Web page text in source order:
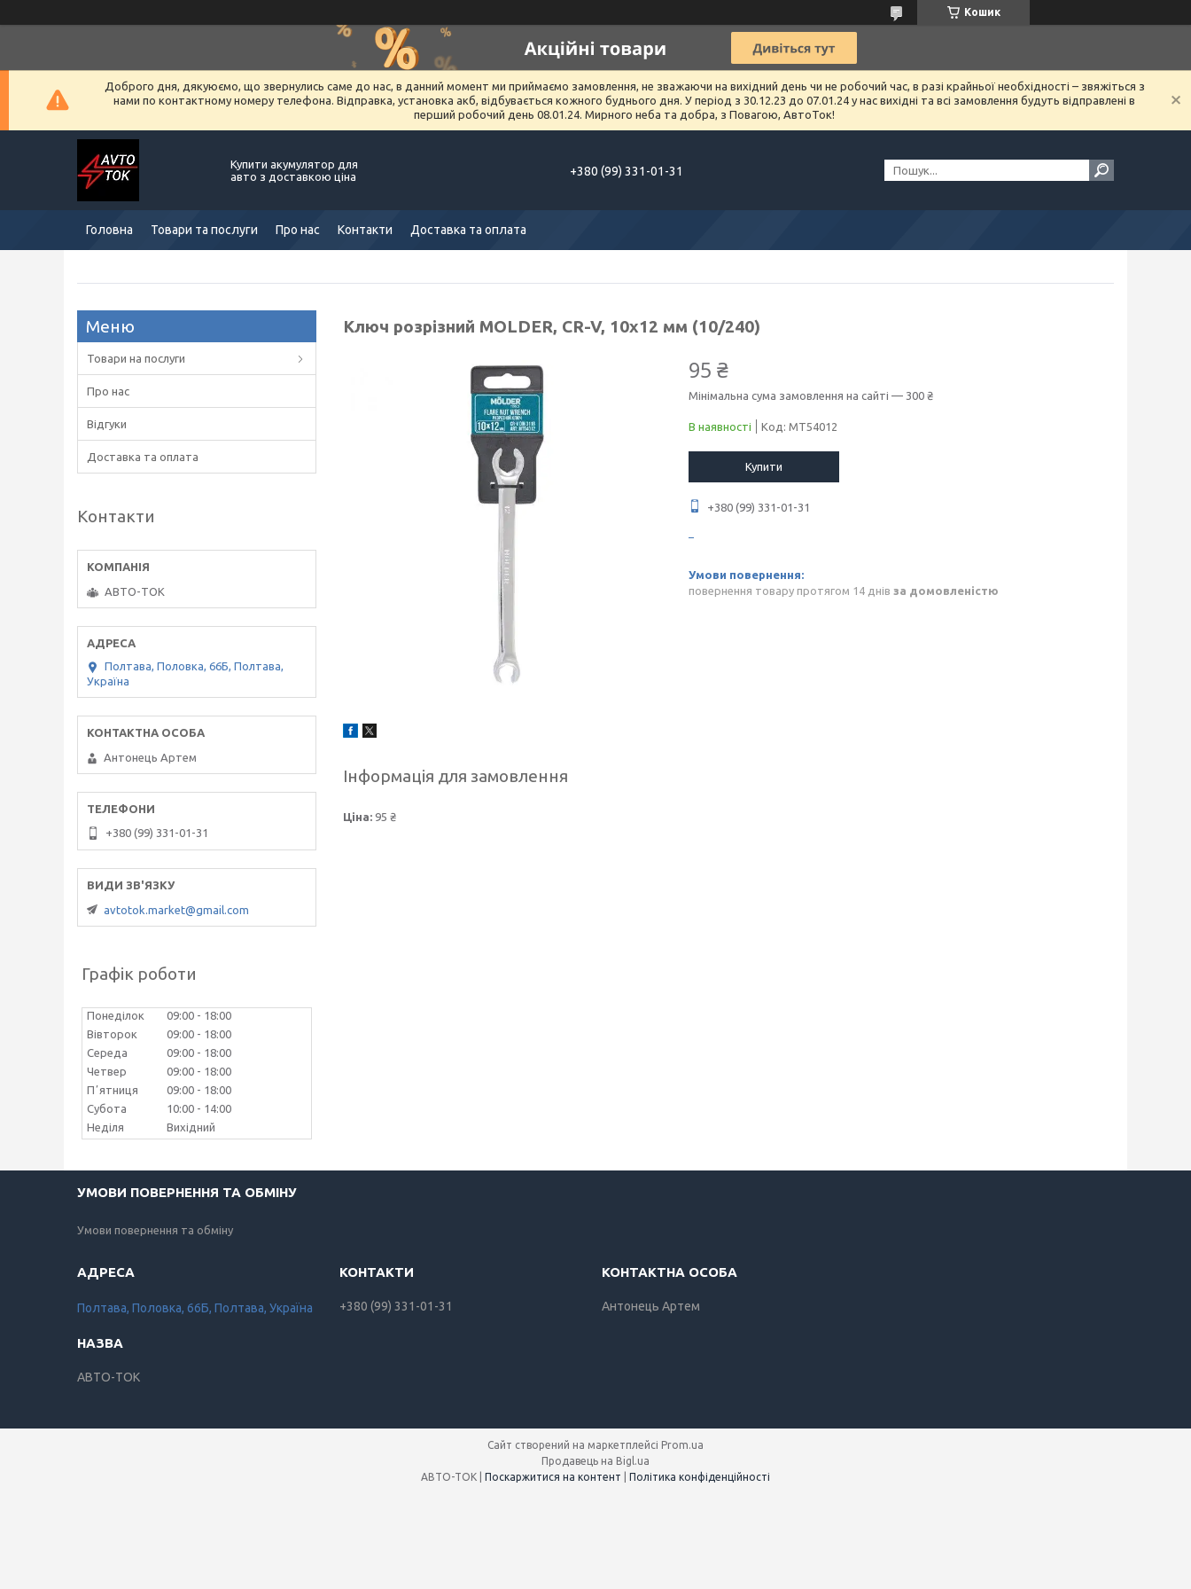
Кошик
Доброго дня, дякуюємо, що звернулись саме до нас, в данний момент ми приймаємо замовлення, не зважаючи на вихідний день чи не робочий час, в разі крайньої необхідності – звяжіться з
нами по контактному номеру телефона. Відправка, установка акб, відбувається кожного буднього дня. У період з 30.12.23 до 07.01.24 у нас вихідні та всі замовлення будуть відправлені в
перший робочий день 08.01.24. Мирного неба та добра, з Повагою, АвтоТок!
Купити акумулятор для
авто з доставкою ціна
+380 (99) 331-01-31
Головна Товари та послуги Про нас Контакти Доставка та оплата
Ключ розрізний MOLDER, CR-V, 10х12 мм (10/240)
95 ₴
Мінімальна сума замовлення на сайті — 300 ₴
В наявності Код: MT54012
Купити
+380 (99) 331-01-31
повернення товару протягом 14 днів за домовленістю
Інформація для замовлення
Ціна: 95 ₴
Товари на послуги
Про нас
Відгуки
Доставка та оплата
Контакти
АВТО-ТОК
Полтава, Половка, 66Б, Полтава,
Україна
Антонець Артем
+380 (99) 331-01-31
avtotok.market@gmail.com
Графік роботи
Понеділок 09:00
18:00
Вівторок
09:00
18:00
Середа
09:00
18:00
Четвер
09:00
18:00
Пʼятниця
09:00
18:00
Субота
10:00
14:00
Неділя
Вихідний
УМОВИ ПОВЕРНЕННЯ ТА ОБМІНУ
Умови повернення та обміну
Полтава, Половка, 66Б, Полтава, Україна
АВТО-ТОК
+380 (99) 331-01-31 Антонець Артем
Сайт створений на маркетплейсі Prom.ua
Продавець на Bigl.ua
Поскаржитися на контент Політика конфіденційності